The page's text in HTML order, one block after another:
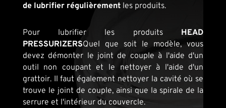
de lubrifier régulièrementles produits.
Pour lubrifier les produits HEAD
PRESSURIZERSQuel que soit le modèle, vous
devez démonter le joint de couple à l'aide d'un
outil non coupant et le nettoyer à l'aide d'un
grattoir. Il faut également nettoyer la cavité où se
trouve le joint de couple, ainsi que la spirale de la
serrure et l'intérieur du couvercle.